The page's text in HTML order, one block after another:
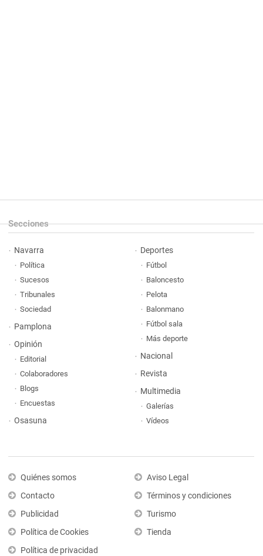
Secciones
Navarra
Política
Sucesos
Tribunales
Sociedad
Pamplona
Opinión
Editorial
Colaboradores
Blogs
Encuestas
Osasuna
Deportes
Fútbol
Baloncesto
Pelota
Balonmano
Fútbol sala
Más deporte
Nacional
Revista
Multimedia
Galerías
Vídeos
Quiénes somos
Contacto
Publicidad
Política de Cookies
Política de privacidad
Aviso Legal
Términos y condiciones
Turismo
Tienda